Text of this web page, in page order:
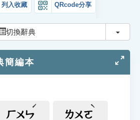
列入收藏 QRcode分享
切換辭典 切換
簡編本
ㄏㄨㄣ ㄌㄨㄛ